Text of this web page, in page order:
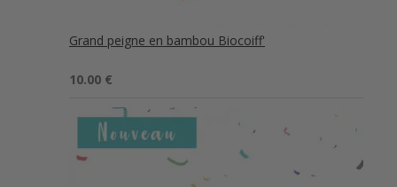
Grand peigne en bambou Biocoiff'
Note 5.00
10.00 €